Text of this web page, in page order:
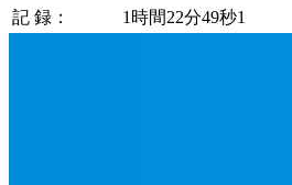
記 録：
1時間22分49秒1